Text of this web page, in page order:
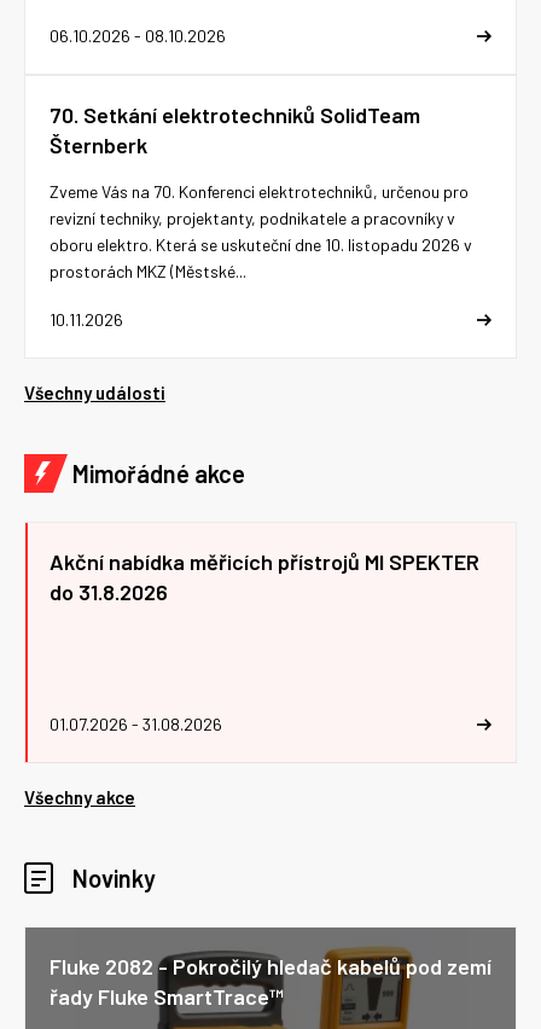
06.10.2026 - 08.10.2026
70. Setkání elektrotechniků SolidTeam
Šternberk
10.11.2026
Zveme Vás na 70. Konferenci elektrotechniků, určenou pro
revizní techniky, projektanty, podnikatele a pracovníky v
oboru elektro. Která se uskuteční dne 10. listopadu 2026 v
prostorách MKZ (Městské...
Všechny události
Mimořádné akce
Akční nabídka měřicích přístrojů MI SPEKTER
do 31.8.2026
01.07.2026 - 31.08.2026
Všechny akce
Novinky
Fluke 2082 - Pokročilý hledač kabelů pod zemí
řady Fluke SmartTrace™